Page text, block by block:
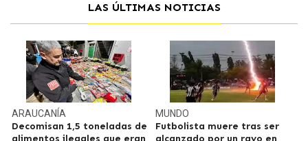
LAS ÚLTIMAS NOTICIAS
ARAUCANÍA
Decomisan 1,5 toneladas de
MUNDO
Futbolista muere tras ser